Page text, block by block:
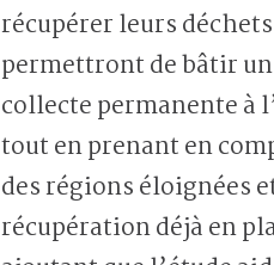
récupérer leurs
permettront de bâtir
collecte permanente à
tout en prenant en
des régions éloignées
récupération déjà en